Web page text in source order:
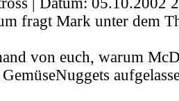
fragt Mark unter dem
von euch, warum